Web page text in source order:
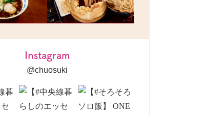
Instagram
@chuosuki